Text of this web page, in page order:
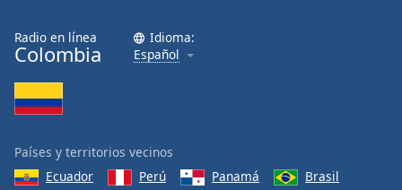
Radio en línea
Colombia
Idioma:
Español
Países y territorios vecinos
Ecuador
Perú Panamá
Brasil